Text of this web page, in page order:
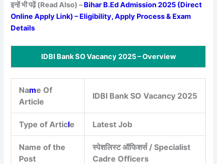
इन्हें भी पढ़ें (Read Also) –Bihar B.Ed Admission 2025 (Direct
Online Apply Link) – Eligibility, Apply Process & Exam
Details
IDBI Bank SO Vacancy 2025 – Overview
Name Of
Article
IDBI Bank SO Vacancy 2025
Type of Article Latest Job
Name of the
Post
स्पेशलिस्ट ऑफिशर्स / Specialist
Cadre Officers